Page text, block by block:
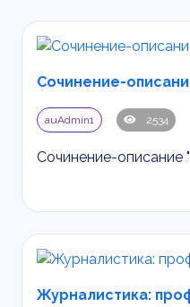
Сочинение-
auAdmin1 2534
Сочинение-описание
Журналистика: